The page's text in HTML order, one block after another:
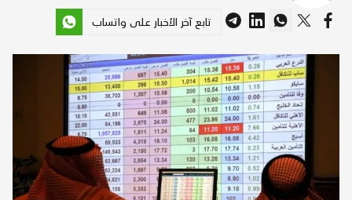
تابع آخر الأخبار على واتساب